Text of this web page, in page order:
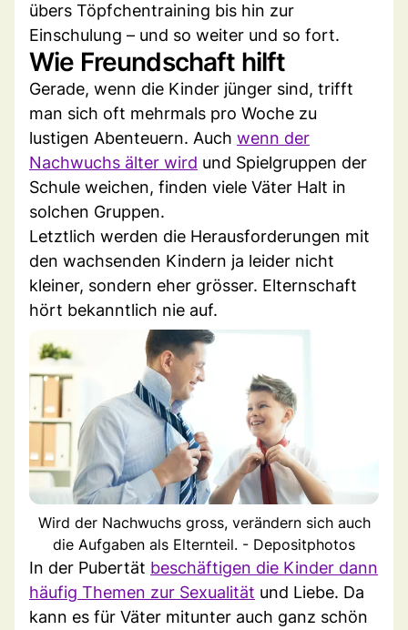
übers Töpfchentraining bis hin zur
Einschulung – und so weiter und so fort.
Wie Freundschaft hilft
Gerade, wenn die Kinder jünger sind, trifft
man sich oft mehrmals pro Woche zu
lustigen Abenteuern. Auch wenn der
Nachwuchs älter wird und Spielgruppen der
Schule weichen, finden viele Väter Halt in
solchen Gruppen.
Letztlich werden die Herausforderungen mit
den wachsenden Kindern ja leider nicht
kleiner, sondern eher grösser. Elternschaft
hört bekanntlich nie auf.
Wird der Nachwuchs gross, verändern sich auch
die Aufgaben als Elternteil. - Depositphotos
In der Pubertät beschäftigen die Kinder dann
häufig Themen zur Sexualität und Liebe. Da
kann es für Väter mitunter auch ganz schön